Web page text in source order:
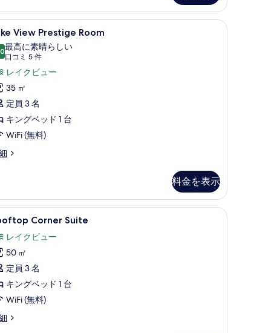
Lake View Prestige Room | 高級寝具、羽毛
5 View Prestige Room
点中 10.0
最高に素晴らしい
口コミ 5 件
(口
コ
ミ
5
件)
レイクビュー
35 ㎡
定員 3 名
キングベッド 1 台
WiFi (無料)
料金を表示
Rooftop Corner Suite | 高級寝具、羽毛の掛
5 Corner Suite
レイクビュー
50 ㎡
定員 3 名
キングベッド 1 台
WiFi (無料)